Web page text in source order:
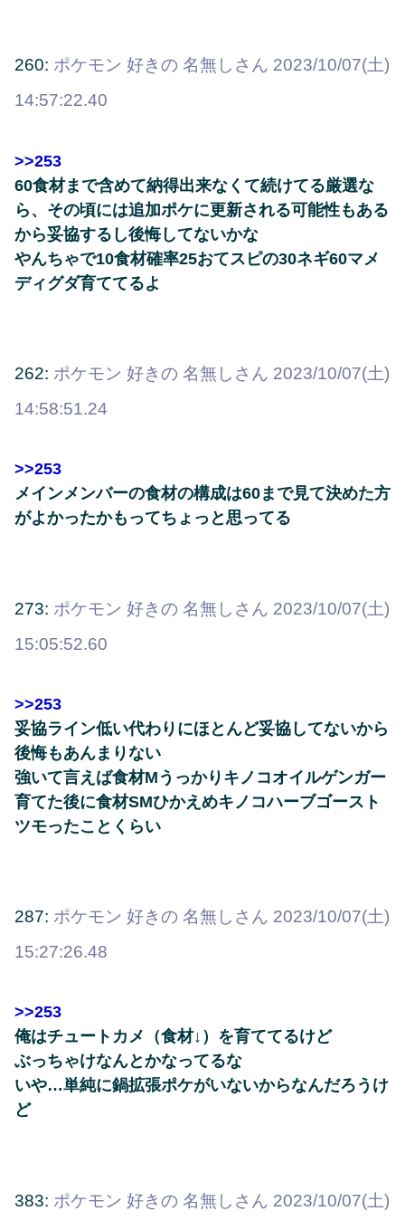
260: ポケモン 好きの 名無しさん 2023/10/07(土)
14:57:22.40
>>253
60食材まで含めて納得出来なくて続けてる厳選な
ら、その頃には追加ポケに更新される可能性もある
から妥協するし後悔してないかな
やんちゃで10食材確率25おてスピの30ネギ60マメ
ディグダ育ててるよ
262: ポケモン 好きの 名無しさん 2023/10/07(土)
14:58:51.24
>>253
メインメンバーの食材の構成は60まで見て決めた方
がよかったかもってちょっと思ってる
273: ポケモン 好きの 名無しさん 2023/10/07(土)
15:05:52.60
>>253
妥協ライン低い代わりにほとんど妥協してないから
後悔もあんまりない
強いて言えば食材Mうっかりキノコオイルゲンガー
育てた後に食材SMひかえめキノコハーブゴースト
ツモったことくらい
287: ポケモン 好きの 名無しさん 2023/10/07(土)
15:27:26.48
>>253
俺はチュートカメ（食材↓）を育ててるけど
ぶっちゃけなんとかなってるな
いや…単純に鍋拡張ポケがいないからなんだろうけ
ど
383: ポケモン 好きの 名無しさん 2023/10/07(土)